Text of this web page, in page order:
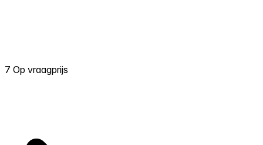
7 Op vraagprijs